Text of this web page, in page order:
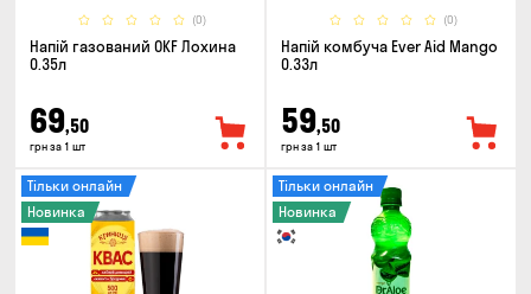
(0)
Напій газований OKF Лохина
0.35л
69,50
грн за 1 шт
(0)
Напій комбуча Ever Aid Mango
0.33л
59,50
грн за 1 шт
Тільки онлайн
Новинка
Тільки онлайн
Новинка